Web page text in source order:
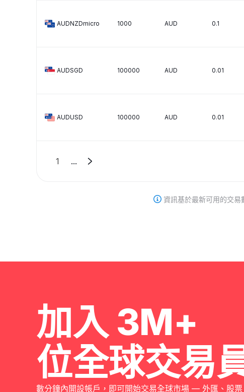
AUDNZDmicro 1000 AUD 0.1
AUDSGD 100000 AUD 0.01
AUDUSD 100000 AUD 0.01
1 ...
資訊基於最新可用的交易
加入 3M+
位全球交易
數分鐘內開設帳戶，即可開始交易全球市場 — 外匯、股票